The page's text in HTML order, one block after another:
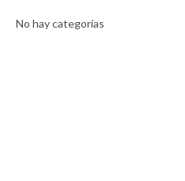
No hay categorías